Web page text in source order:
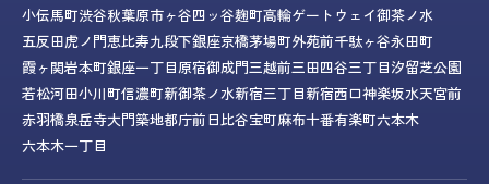
小伝馬町渋谷秋葉原市ヶ谷四ッ谷麹町高輪ゲートウェイ御茶ノ水
五反田虎ノ門恵比寿九段下銀座京橋茅場町外苑前千駄ヶ谷永田町
霞ヶ関岩本町銀座一丁目原宿御成門三越前三田四谷三丁目汐留芝公園
若松河田小川町信濃町新御茶ノ水新宿三丁目新宿西口神楽坂水天宮前
赤羽橋泉岳寺大門築地都庁前日比谷宝町麻布十番有楽町六本木
六本木一丁目